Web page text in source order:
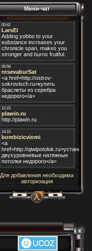
Мини-чат
Для добавления необходима
авторизация